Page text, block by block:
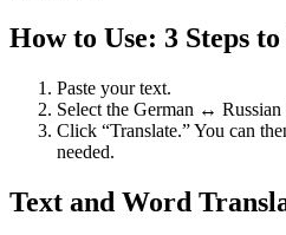
How to Use: 3 Steps
Paste your text.
Select the German ↔ Russian
Click “Translate.” You can
needed.
Text and Word